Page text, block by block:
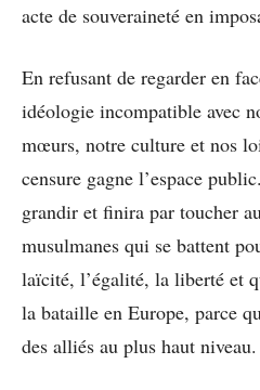
acte de souveraineté en
En refusant de regarder en
idéologie incompatible avec
mœurs, notre culture et nos
censure gagne l’espace
grandir et finira par toucher
musulmanes qui se battent
laïcité, l’égalité, la liberté et
la bataille en Europe, parce
des alliés au plus haut niveau.